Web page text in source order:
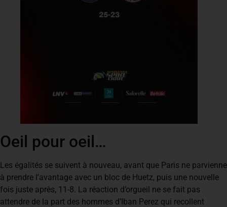
Oeil pour oeil…
Les égalités se suivent à nouveau, avant que Paris ne parvienne
à prendre l’avantage avec un bloc de Huetz, puis une nouvelle
fois juste après, 11-8. La réaction d’orgueil ne se fait pas
attendre de la part des hommes d’Iban Perez qui recollent